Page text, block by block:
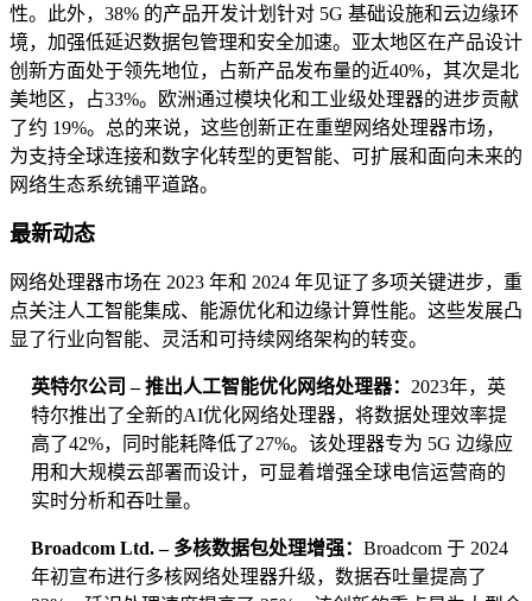
性。此外，38% 的产品开发计划针对 5G 基础设施和云边缘环
境，加强低延迟数据包管理和安全加速。亚太地区在产品设计
创新方面处于领先地位，占新产品发布量的近40%，其次是北
美地区，占33%。欧洲通过模块化和工业级处理器的进步贡献
了约 19%。总的来说，这些创新正在重塑网络处理器市场，
为支持全球连接和数字化转型的更智能、可扩展和面向未来的
网络生态系统铺平道路。
最新动态
网络处理器市场在 2023 年和 2024 年见证了多项关键进步，重
点关注人工智能集成、能源优化和边缘计算性能。这些发展凸
显了行业向智能、灵活和可持续网络架构的转变。
英特尔公司 – 推出人工智能优化网络处理器： 2023年，英
特尔推出了全新的AI优化​​网络处理器，将数据处理效率提
高了42%，同时能耗降低了27%。该处理器专为 5G 边缘应
用和大规模云部署而设计，可显着增强全球电信运营商的
实时分析和吞吐量。
Broadcom Ltd. – 多核数据包处理增强： Broadcom 于 2024
年初宣布进行多核网络处理器升级，数据吞吐量提高了